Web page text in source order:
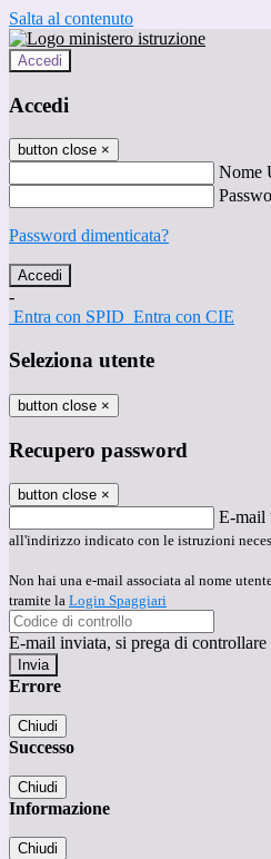
Salta al contenuto
Accedi
Accedi
button close ×
Nome
Password dimenticata?
-
Entra con SPID Entra con CIE
Seleziona utente
button close ×
Recupero password
button close ×
E-mail
all'indirizzo indicato con le istruzioni
Non hai una e-mail associata al nome
tramite la Login Spaggiari
E-mail inviata, si prega di controllare
Errore
Chiudi
Successo
Chiudi
Informazione
Chiudi